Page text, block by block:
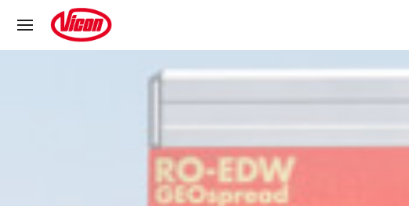
Panneau de gestion des cookies